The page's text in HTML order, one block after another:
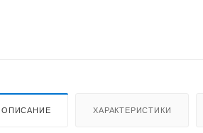
ОПИСАНИЕ ХАРАКТЕРИСТИКИ